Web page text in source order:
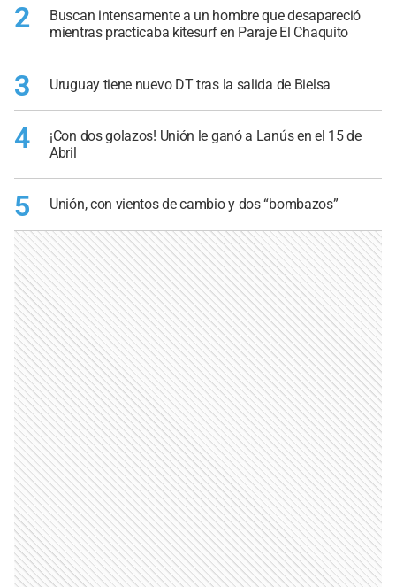
2
Buscan intensamente a un hombre que desapareció
mientras practicaba kitesurf en Paraje El Chaquito
3 Uruguay tiene nuevo DT tras la salida de Bielsa
4
¡Con dos golazos! Unión le ganó a Lanús en el 15 de
Abril
5 Unión, con vientos de cambio y dos “bombazos”